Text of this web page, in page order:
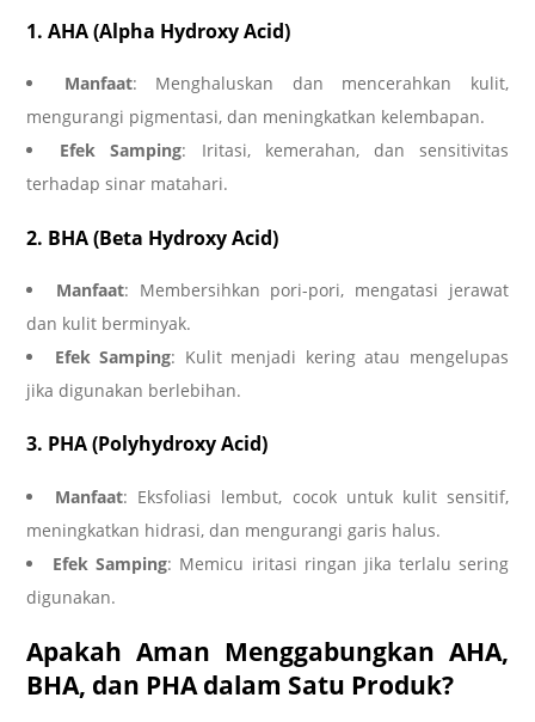
1. AHA (Alpha Hydroxy Acid)
Manfaat: Menghaluskan dan mencerahkan kulit,
mengurangi pigmentasi, dan meningkatkan kelembapan.
Efek Samping: Iritasi, kemerahan, dan sensitivitas
terhadap sinar matahari.
2. BHA (Beta Hydroxy Acid)
Manfaat: Membersihkan pori-pori, mengatasi jerawat
dan kulit berminyak.
Efek Samping: Kulit menjadi kering atau mengelupas
jika digunakan berlebihan.
3. PHA (Polyhydroxy Acid)
Manfaat: Eksfoliasi lembut, cocok untuk kulit sensitif,
meningkatkan hidrasi, dan mengurangi garis halus.
Efek Samping: Memicu iritasi ringan jika terlalu sering
digunakan.
Apakah Aman Menggabungkan AHA,
BHA, dan PHA dalam Satu Produk?